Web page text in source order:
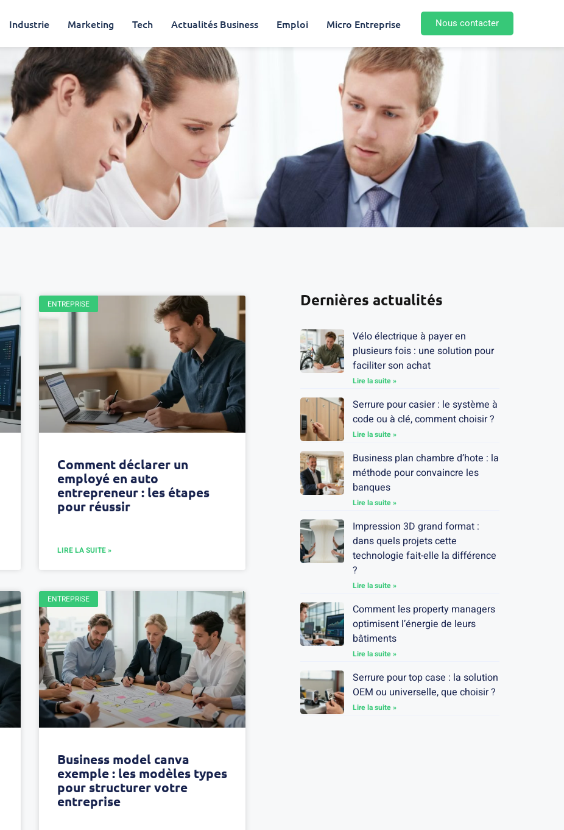
Industrie Marketing Tech Actualités Business Emploi Micro Entreprise Nous contacter
ENTREPRISE
Comment déclarer un
employé en auto
entrepreneur : les étapes
pour réussir
LIRE LA SUITE »
ENTREPRISE
Business model canva
exemple : les modèles types
pour structurer votre
entreprise
Dernières actualités
Vélo électrique à payer en
plusieurs fois : une solution pour
faciliter son achat
Lire la suite »
Serrure pour casier : le système à
code ou à clé, comment choisir ?
Lire la suite »
Business plan chambre d’hote : la
méthode pour convaincre les
banques
Lire la suite »
Impression 3D grand format :
dans quels projets cette
technologie fait-elle la différence
?
Lire la suite »
Comment les property managers
optimisent l’énergie de leurs
bâtiments
Lire la suite »
Serrure pour top case : la solution
OEM ou universelle, que choisir ?
Lire la suite »